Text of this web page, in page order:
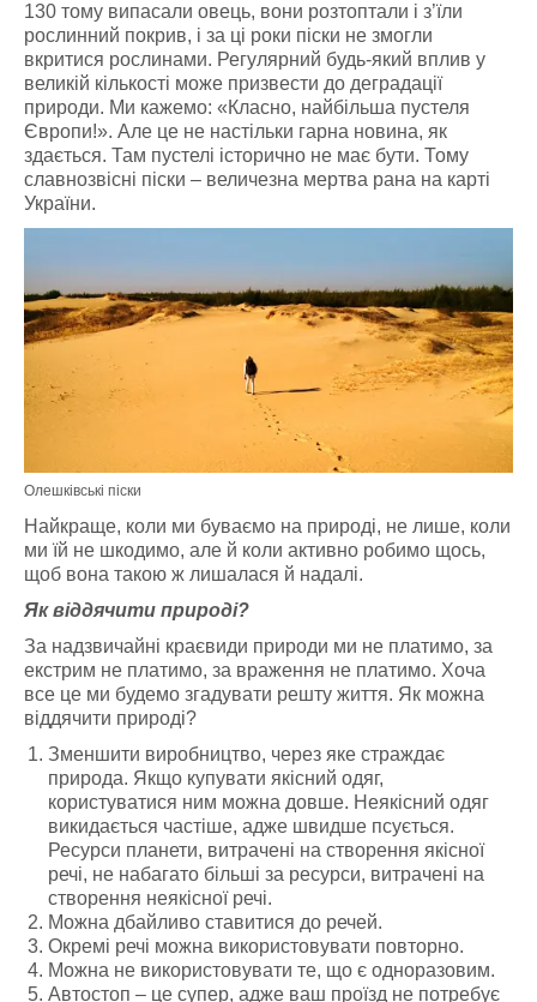
130 тому випасали овець, вони розтоптали і з’їли
рослинний покрив, і за ці роки піски не змогли
вкритися рослинами. Регулярний будь-який вплив у
великій кількості може призвести до деградації
природи. Ми кажемо: «Класно, найбільша пустеля
Європи!». Але це не настільки гарна новина, як
здається. Там пустелі історично не має бути. Тому
славнозвісні піски – величезна мертва рана на карті
України.
Олешківські піски
Найкраще, коли ми буваємо на природі, не лише, коли
ми їй не шкодимо, але й коли активно робимо щось,
щоб вона такою ж лишалася й надалі.
Як віддячити природі?
За надзвичайні краєвиди природи ми не платимо, за
екстрим не платимо, за враження не платимо. Хоча
все це ми будемо згадувати решту життя. Як можна
віддячити природі?
Зменшити виробництво, через яке страждає
природа. Якщо купувати якісний одяг,
користуватися ним можна довше. Неякісний одяг
викидається частіше, адже швидше псується.
Ресурси планети, витрачені на створення якісної
речі, не набагато більші за ресурси, витрачені на
створення неякісної речі.
Можна дбайливо ставитися до речей.
Окремі речі можна використовувати повторно.
Можна не використовувати те, що є одноразовим.
Автостоп – це супер, адже ваш проїзд не потребує